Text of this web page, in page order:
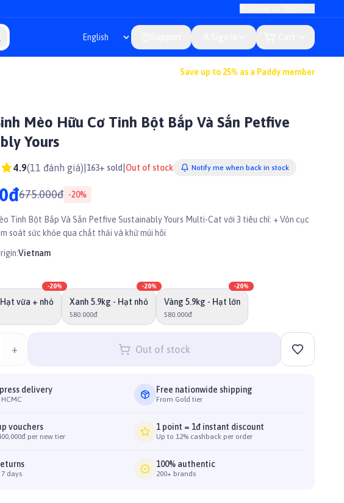
Save up to 25% as a Paddy member
Mèo Hữu Cơ Tinh Bột Bắp Và Sắn Petfive
Yours
4.9(11 đánh giá) 163+ sold Out of stock Notify me when back in stock
675.000đ -20%
Tinh Bột Bắp Và Sắn Petfive Sustainably Yours Multi-Cat với 3 tiêu chí: + Vón cục
soát sức khỏe qua chất thải và khử mùi hôi
Vietnam
vừa + nhỏ
-20%
Xanh 5.9kg - Hạt nhỏ
580.000đ
-20%
Vàng 5.9kg - Hạt lớn
580.000đ
-20%
+ Out of stock
delivery Free nationwide shipping
From Gold tier
vouchers
per new tier
1 point = 1đ instant discount
Up to 12% cashback per order
days
100% authentic
200+ brands